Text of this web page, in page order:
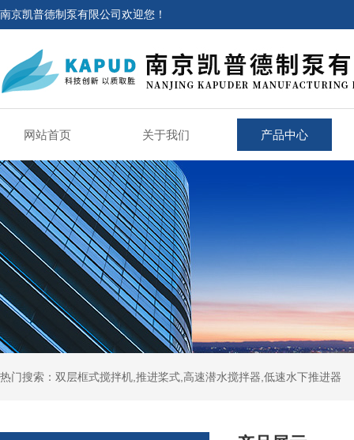
南京凯普德制泵有限公司欢迎您！
网站首页 关于我们 产品中心
热门搜索：双层框式搅拌机,推进桨式,高速潜水搅拌器,低速水下推进器